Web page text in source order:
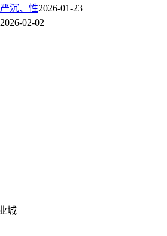
沉、性2026-01-23
2026-02-02
城